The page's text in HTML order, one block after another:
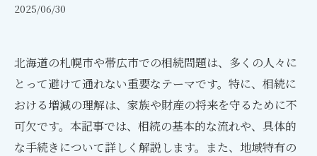
2025/06/30
北海道の札幌市や帯広市での相続問題は、多くの人々に
とって避けて通れない重要なテーマです。特に、相続に
おける増減の理解は、家族や財産の将来を守るために不
可欠です。本記事では、相続の基本的な流れや、具体的
な手続きについて詳しく解説します。また、地域特有の